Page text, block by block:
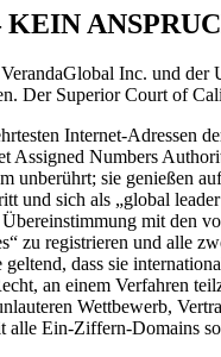
KEIN
Inc. und
Der Superior Court of
Internet-Adressen
Assigned Numbers
unberührt; sie genießen
und sich als „global
mit den
zu registrieren und alle
geltend, dass sie
an einem Verfahren
Wettbewerb,
alle Ein-Ziffern-Domains